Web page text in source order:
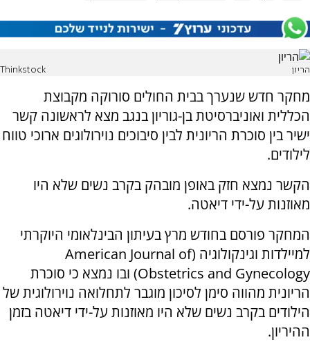
הריון Thinkstock
מחקר חדש שנערך בבית החולים סורוקה מקבוצת
הכללית ואוניברסיטת בן-גוריון בנגב מצא לראשונה קשר
ישיר בין סוכרת הריונית לבין סיבוכים נוירולוגים ארוכי טווח
לילודים.
הקשר נמצא חזק באופן מובהק בקרב נשים שלא היו
מאוזנות על-ידי דיאטה.
המחקר פורסם בחודש מרץ בעיתון הבינלאומי היוקרתי
למיילדות וגינקולוגיה (American Journal of
Obstetrics and Gynecology) ובו נמצא כי סוכרת
הריונית מהווה סימן לסיכון מוגבר לתחלואה נוירולוגית של
הילודים בקרב נשים שלא היו מאוזנות על-ידי דיאטה בזמן
ההיריון.